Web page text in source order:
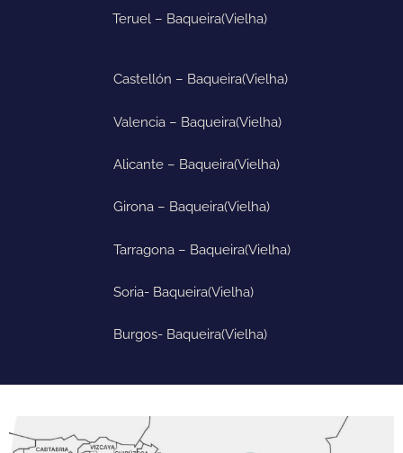
Teruel – Baqueira(Vielha)
Castellón – Baqueira(Vielha)
Valencia – Baqueira(Vielha)
Alicante – Baqueira(Vielha)
Girona – Baqueira(Vielha)
Tarragona – Baqueira(Vielha)
Soria- Baqueira(Vielha)
Burgos- Baqueira(Vielha)